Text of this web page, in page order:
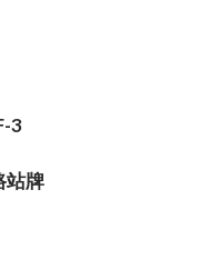
3
站牌